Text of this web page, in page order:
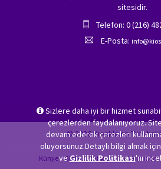
Sizlere daha iyi bir hizmet
çerezlerden faydalanıyoruz.
devam ederek çerezleri
oluyorsunuz.Detaylı bilgi almak için
veGizlilik Politikası'nı
sitesidir.
Telefon: 0 (216)
E-Posta:
© 2026 Kioskla.co Tüm
Künye Gizlilik Politikası Hakkımızda